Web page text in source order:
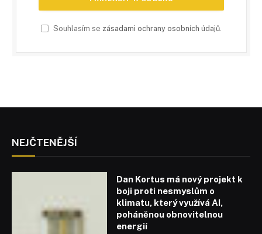
Souhlasím se zásadami ochrany osobních údajů.
NEJČTENĚJŠÍ
Dan Kortus má nový projekt k
boji proti nesmyslům o
klimatu, který využívá AI,
poháněnou obnovitelnou
energií